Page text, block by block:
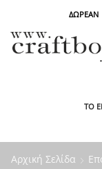
ΔΩΡΕΑΝ
ΤΟ
Αρχική Σελίδα